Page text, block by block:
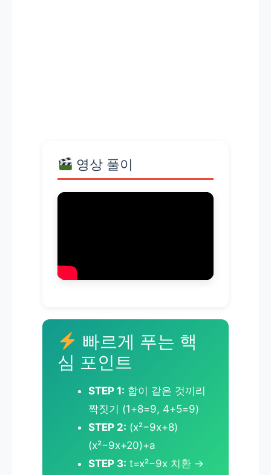
영상 풀이
빠르게 푸는 핵
심 포인트
STEP 1: 합이 같은 것끼리
짝짓기 (1+8=9, 4+5=9)
STEP 2: (x²−9x+8)
(x²−9x+20)+a
STEP 3: t=x²−9x 치환 →